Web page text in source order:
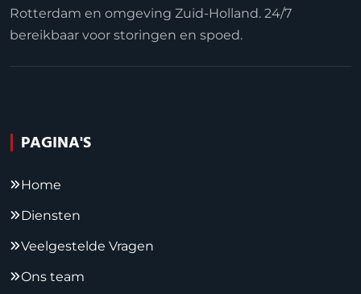
Rotterdam en omgeving Zuid-Holland. 24/7
bereikbaar voor storingen en spoed.
PAGINA'S
Home
Diensten
Veelgestelde Vragen
Ons team